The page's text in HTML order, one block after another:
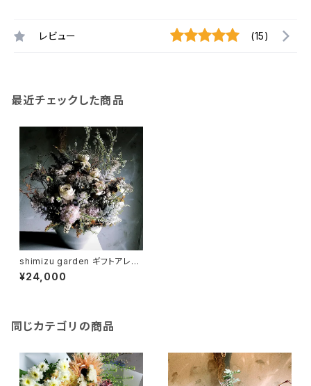
レビュー (15)
最近チェックした商品
shimizu garden ギフトアレン
ジメント precious
¥24,000
同じカテゴリの商品